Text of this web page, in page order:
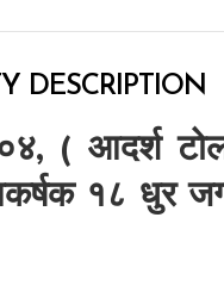
DESCRIPTION
०४, ( आदर्श
१८ धुर